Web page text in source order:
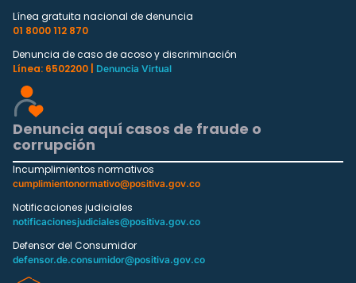
Línea gratuita nacional de denuncia
01 8000 112 870
Denuncia de caso de acoso y discriminación
Línea: 6502200 |
Denuncia Virtual
Denuncia aquí casos de fraude o
corrupción
Incumplimientos normativos
cumplimientonormativo@positiva.gov.co
Notificaciones judiciales
notificacionesjudiciales@positiva.gov.co
Defensor del Consumidor
defensor.de.consumidor@positiva.gov.co